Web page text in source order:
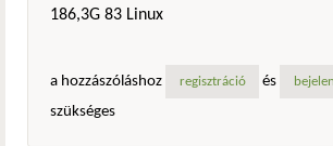
186,3G 83 Linux
a hozzászóláshoz regisztráció és
szükséges